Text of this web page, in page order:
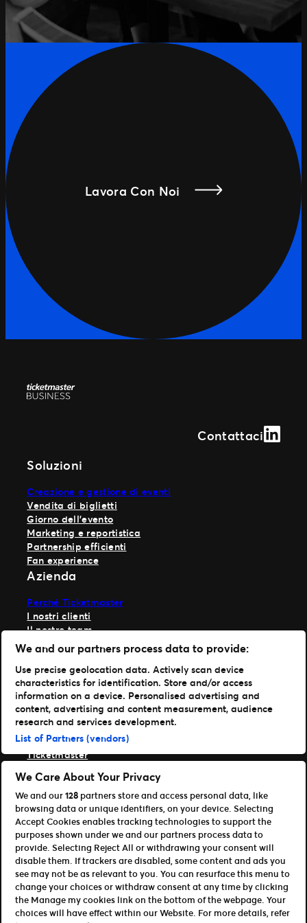
Lavora Con Noi
Contattaci
Soluzioni
Creazione e gestione di eventi
Vendita di biglietti
Giorno dell’evento
Marketing e reportistica
Partnership efficienti
Fan experience
Azienda
Perché Ticketmaster
I nostri clienti
Il nostro team
La nostra storia
Live Nation Careers
Risorse
Centro Stampa
Assistenza
Portafoglio
Ticketmaster
TicketWeb
Universe
Elevate
Partners
Open Platform Overview
Affiliati e partner di distribuzione
Sviluppatori (API e SDK)
Termini e condizioni di utilizzoInformativa Privacy
We and our partners process data to provide:
Use precise geolocation data. Actively scan device
characteristics for identification. Store and/or access
information on a device. Personalised advertising and
content, advertising and content measurement, audience
research and services development.
List of Partners (vendors)
We Care About Your Privacy
We and our128 partners store and access personal data, like
browsing data or unique identifiers, on your device. Selecting
Accept Cookies enables tracking technologies to support the
purposes shown under we and our partners process data to
provide. Selecting Reject All or withdrawing your consent will
disable them. If trackers are disabled, some content and ads you
see may not be as relevant to you. You can resurface this menu to
change your choices or withdraw consent at any time by clicking
the Manage my cookies link on the bottom of the webpage. Your
choices will have effect within our Website. For more details, refer